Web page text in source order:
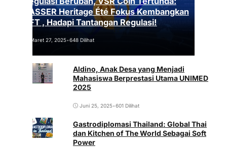
VASSER Heritage Été Fokus Kembangkan
NFT , Hadapi Tantangan Regulasi!
Maret 27, 2025•648 Dilihat
Aldino, Anak Desa yang Menjadi
Mahasiswa Berprestasi Utama UNIMED
2025
Juni 25, 2025•601 Dilihat
Gastrodiplomasi Thailand: Global Thai
dan Kitchen of The World Sebagai Soft
Power